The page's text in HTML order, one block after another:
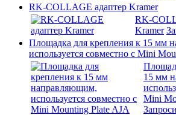
RK-COLLAGE адаптер Kramer
RK-
Kramer
Площадка для крепления к 15 мм
используется совместно с Mini
15 мм
Mini